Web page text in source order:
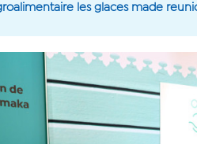
les glaces made